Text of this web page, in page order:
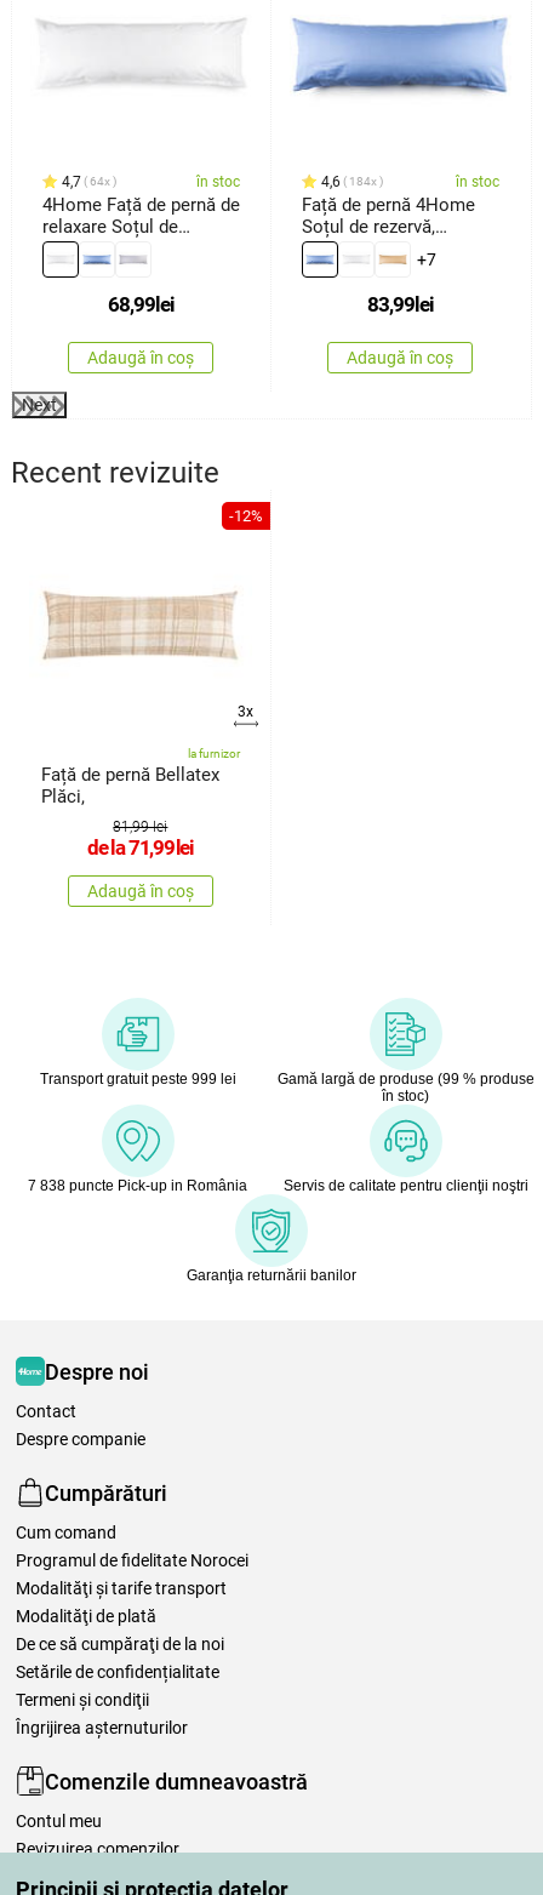
Principii și protecția datelor
4,7 64x în stoc
4Home Față de pernă de
relaxare Soțul de
rezervă albă, 45 x 120
cm
68,99 lei
Adaugă în coș
4,6 184x în stoc
Față de pernă 4Home
Soțul de rezervă,
albastru, 50 x 150 cm
+7
83,99 lei
Adaugă în coș
Next
Recent revizuite
-12%
3x
la furnizor
Față de pernă Bellatex
Plăci,
81,99 lei
de la71,99lei
Adaugă în coș
Transport gratuit peste 999 lei
Gamă largă de produse (99 % produse
în stoc)
7 838 puncte Pick-up in România Servis de calitate pentru clienţii noştri
Garanţia returnării banilor
Despre noi
Contact
Despre companie
Cumpărături
Cum comand
Programul de fidelitate Norocei
Modalităţi şi tarife transport
Modalităţi de plată
De ce să cumpăraţi de la noi
Setările de confidențialitate
Termeni şi condiţii
Îngrijirea așternuturilor
Comenzile dumneavoastră
Contul meu
Revizuirea comenzilor
Reclamaţii